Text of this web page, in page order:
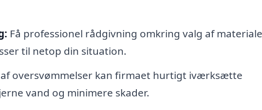
Få professionel rådgivning omkring valg af
til netop din situation.
oversvømmelser kan firmaet hurtigt iværksætte
vand og minimere skader.